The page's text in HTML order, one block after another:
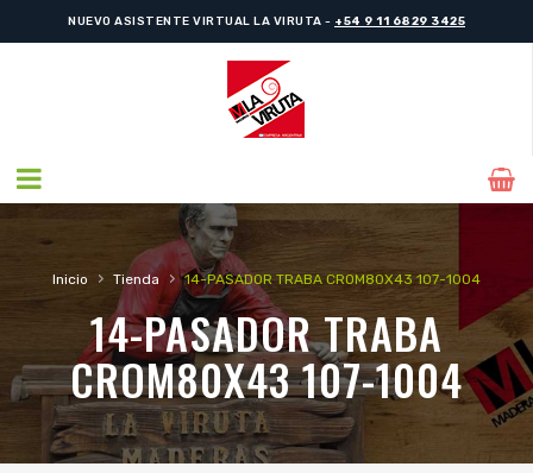
NUEVO ASISTENTE VIRTUAL LA VIRUTA - +54 9 11 6829 3425
Inicio › Tienda › 14-PASADOR TRABA CROM80X43 107-1004
14-PASADOR TRABA
CROM80X43 107-1004